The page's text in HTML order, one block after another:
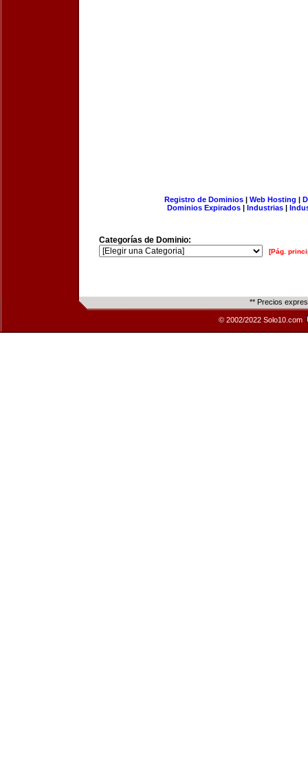
Registro de Dominios| Web Hosting |
Dominios Expirados | Industrias |
Categorías de Dominio:
[Pág.
** Precios
© 2002/2022 Solo10.com